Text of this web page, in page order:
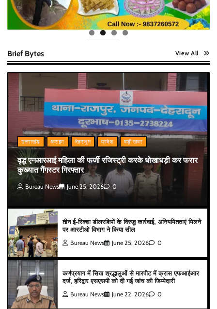
Brief Bytes View All
उत्तराखंड क्राइम देहरादून प्रदेश बड़ी खबर
वृद्ध एनआरआई महिला की फर्जी रजिस्ट्री करके धोखाधड़ी कर फरार
कुख्यात गैंगस्टर गिरफ्तार
Bureau News June 25, 2026 0
तीन ई-रिक्शा डीलरशिपों के विरुद्ध कार्रवाई, अनियमितताएं मिलने
पर आरटीओ विभाग ने किया सील
Bureau News June 25, 2026 0
कर्णप्रयाग में सिख श्रद्धालुओं से मारपीट में क्रास एफआईआर
दर्ज, हरिद्वार एसएसपी को दी गई जांच की जिम्मेदारी
Bureau News June 22, 2026 0